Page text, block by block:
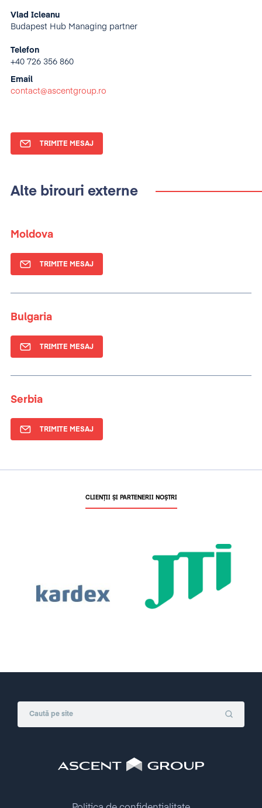
Vlad Icleanu
Budapest Hub Managing partner
Telefon
+40 726 356 860
Email
contact@ascentgroup.ro
TRIMITE MESAJ
Alte birouri externe
Moldova
TRIMITE MESAJ
Bulgaria
TRIMITE MESAJ
Serbia
TRIMITE MESAJ
CLIENȚII ȘI PARTENERII NOȘTRI